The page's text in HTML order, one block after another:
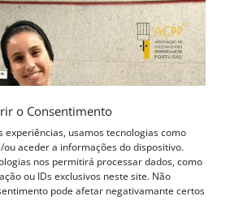
o Consentimento
experiências, usamos tecnologias como
aceder a informações do dispositivo.
nos permitirá processar dados, como
ou IDs exclusivos neste site. Não
pode afetar negativamante certos